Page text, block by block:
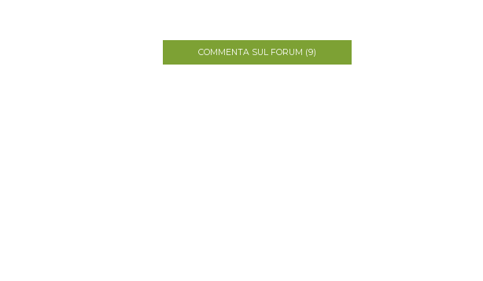
COMMENTA SUL FORUM (9)